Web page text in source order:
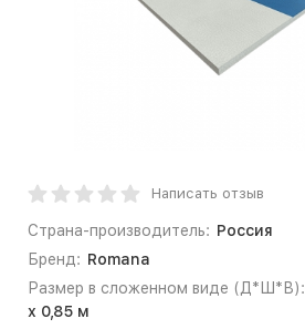
Написать отзыв
Страна-производитель: Россия
Бренд: Romana
Размер в сложенном виде (Д*Ш*В):
х 0,85 м